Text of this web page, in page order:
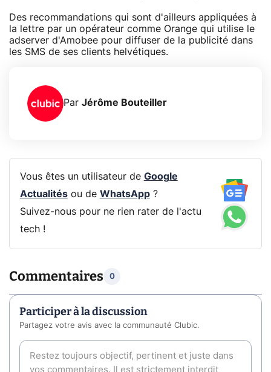
Des recommandations qui sont d'ailleurs appliquées à
la lettre par un opérateur comme Orange qui utilise le
adserver d'Amobee pour diffuser de la publicité dans
les SMS de ses clients helvétiques.
Par Jérôme Bouteiller
Vous êtes un utilisateur de Google
Actualitésou de WhatsApp?
Suivez-nous pour ne rien rater de l'actu
tech !
Commentaires 0
Participer à la discussion
Partagez votre avis avec la communauté Clubic.